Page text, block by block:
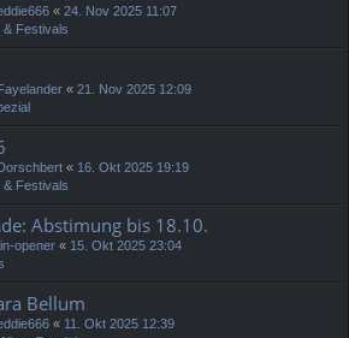
« 24. Nov 2025 11:07
& Festivals
Fayelander « 21. Nov 2025 12:09
Dorschbert « 16. Okt 2025 19:19
& Festivals
Abstimung bis 18.10.
opener « 15. Okt 2025 23:04
Bellum
« 11. Okt 2025 12:39